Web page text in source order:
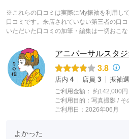
※これらの口コミは実際にMy振袖を利用し
口コミです。来店されていない第三者の口
いただいた口コミの加筆・編集は一切おこな
アニバーサルスタ
3.8
店内 4 店員 3 振袖
ご利用金額： 約142,000円
ご利用目的： 写真撮影 / そ
ご利用日：2026年06月
よかった